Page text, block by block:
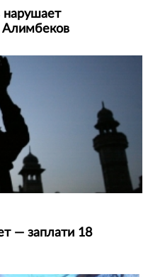
нарушает
Алимбеков
— заплати 18